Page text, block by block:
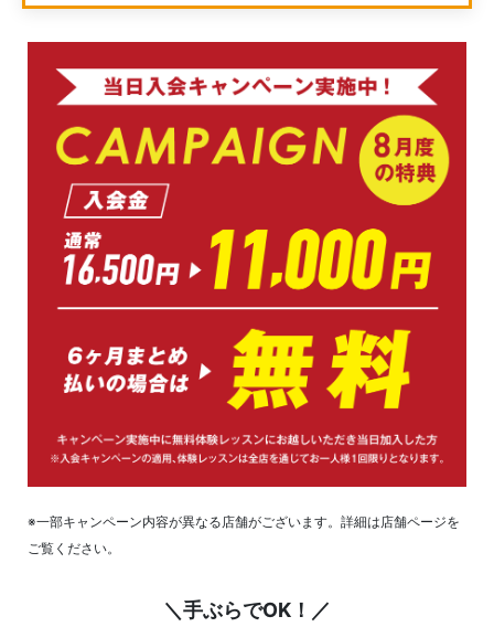
※一部キャンペーン内容が異なる店舗がございます。詳細は店舗ページを
ご覧ください。
＼手ぶらでOK！／